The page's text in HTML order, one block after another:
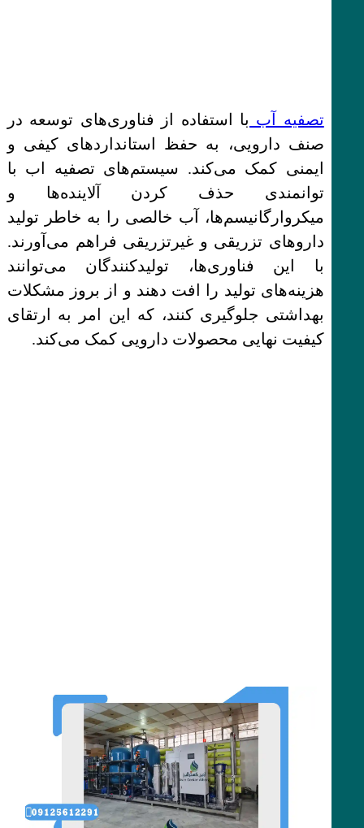
تصفیه آب با استفاده از فناوری‌های توسعه در
صنف دارویی، به حفظ استانداردهای کیفی و
ایمنی کمک می‌کند. سیستم‌های تصفیه اب با
توانمندی حذف کردن آلاینده‌ها و
میکروارگانیسم‌ها، آب خالصی را به خاطر تولید
داروهای تزریقی و غیرتزریقی فراهم می‌آورند.
با این فناوری‌ها، تولیدکنندگان می‌توانند
هزینه‌های تولید را افت دهند و از بروز مشکلات
بهداشتی جلوگیری کنند، که این امر به ارتقای
کیفیت نهایی محصولات دارویی کمک می‌کند.